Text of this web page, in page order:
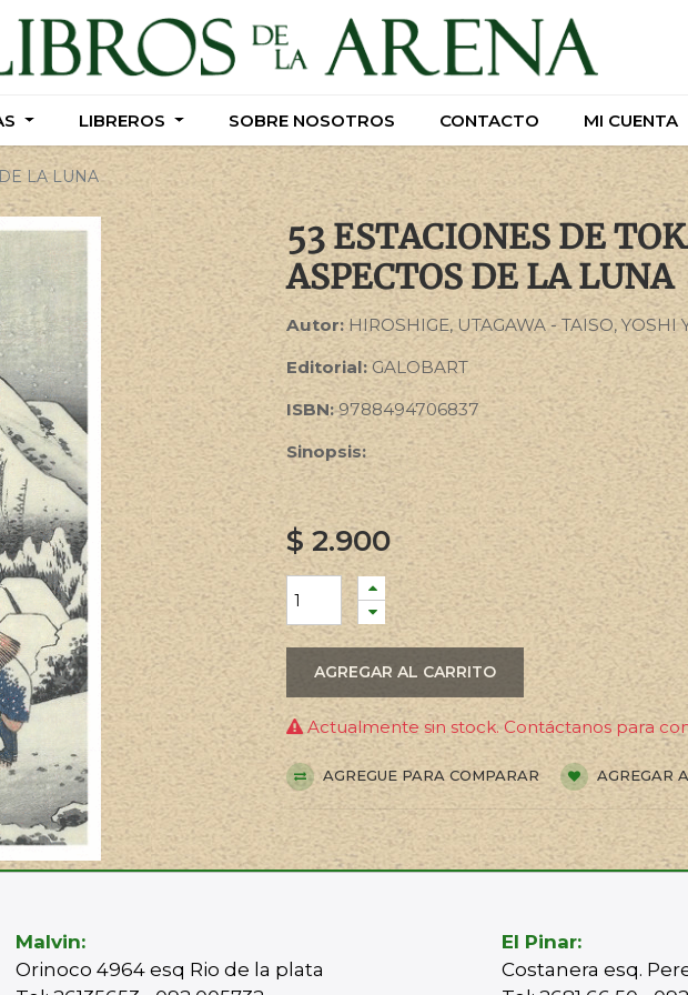
LIBREROS SOBRE NOSOTROS CONTACTO MI CUENTA
LIBREROS SOBRE NOSOTROS CONTACTO MI CUENTA
LA LUNA
53 ESTACIONES DE
ASPECTOS DE LA LUNA
Autor: HIROSHIGE, UTAGAWA - TAISO, YOSHI
Editorial: GALOBART
ISBN:9788494706837
Sinopsis:
$2.900
AGREGAR AL CARRITO
Actualmente sin stock. Contáctanos para
AGREGUE PARA COMPARAR AGREGAR
Malvin:
Orinoco 4964 esq Rio de la plata
El Pinar:
Costanera esq.
https://wa.link/